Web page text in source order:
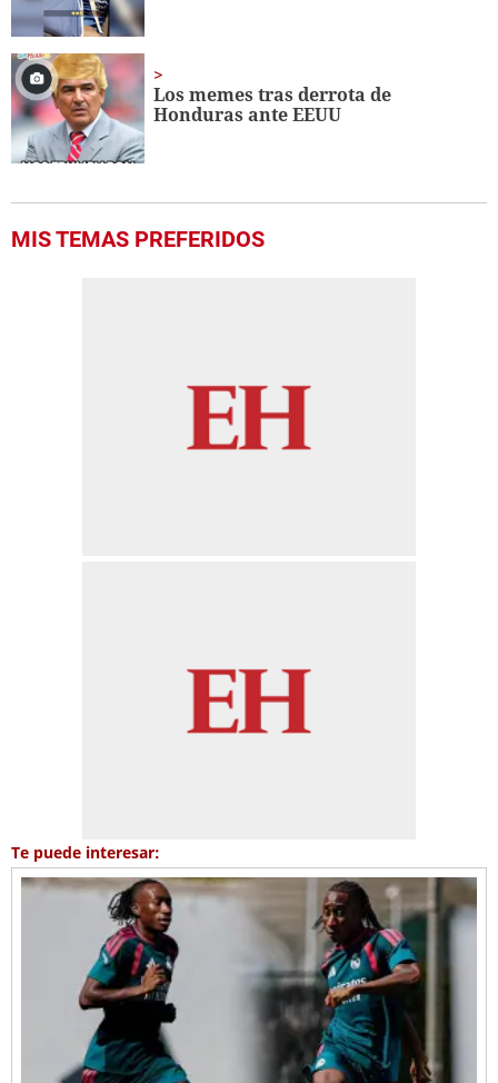
Los memes tras derrota de
Honduras ante EEUU
MIS TEMAS PREFERIDOS
Te puede interesar: